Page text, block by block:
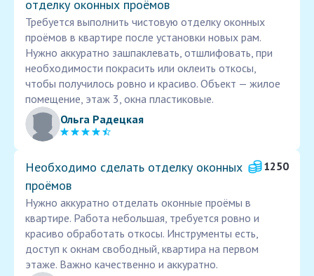
отделку оконных проёмов
Требуется выполнить чистовую отделку оконных
проёмов в квартире после установки новых рам.
Нужно аккуратно зашпаклевать, отшлифовать, при
необходимости покрасить или оклеить откосы,
чтобы получилось ровно и красиво. Объект — жилое
помещение, этаж 3, окна пластиковые.
Ольга Радецкая
Необходимо сделать отделку оконных
проёмов
1250
Нужно аккуратно отделать оконные проёмы в
квартире. Работа небольшая, требуется ровно и
красиво обработать откосы. Инструменты есть,
доступ к окнам свободный, квартира на первом
этаже. Важно качественно и аккуратно.